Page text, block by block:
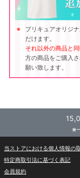
プリキュアオリジ
だけます。
それ以外の商品と
方の商品をご購入
願い致します。
※
当ストアにおける個人情報の
特定商取引法に基づく表記
会員規約